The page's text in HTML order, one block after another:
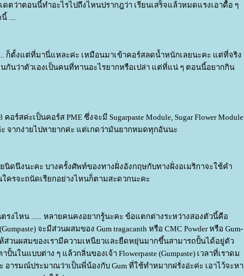
ตว่าตอนนี้ทำอะไรไปถึงไหนปรากฎว่า เรียนเสร็จแล้วหมดแรงเอาดื้อ ๆ
....
ก็ตั้งแต่ที่มานี่แหละค่ะ เหมือนมาเข้าคอร์สลดน้ำหนักเลยนะคะ แต่ที่จริง
นว่าตัวเองเป็นคนที่ทานอะไรยากหรือเปล่า แต่ที่แน่ ๆ ตอนนี้อยากกิน
ค่ะเป็นคอร์ส PME ซึ่งจะมี Sugarpaste Module, Sugar Flower Module
จากง่ายไปหายากค่ะ แต่เกดว่ามันยากหมดทุกอันนะ
นิดนึงนะคะ บางครั้งศัพท์ของทางฝั่งอังกฤษกับทางฝั่งอเมริกาจะใช้คำ
นใครจะถนัดเรียกอย่างไหนก็ตามสะดวกนะคะ
นตรงไหน ...... หลายคนคงอยากรู้นะคะ ข้อแตกต่างระหว่างสองตัวนี้คือ
จะมีส่วนผสมของ Gum tragacanth หรือ CMC Powder หรือ Gum-
ส่วนผสมของเรามีความเหนียวและยืดหยุ่นมากขึ้นสามารถปั้นได้อยู่ตัว
ในแบบต่าง ๆ แล้วกลิ่นของเจ้า Flowerpaste (Gumpaste) เวลาที่เราดม
อารมณ์ประมาณว่าเป็นพี่น้องกับ Gum ที่ใช้ทำหมากฝรั่งอ่ะค่ะ เอาไว้จะหา